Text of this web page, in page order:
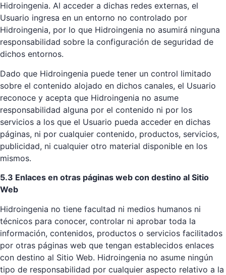
Hidroingenia. Al acceder a dichas redes externas, el
Usuario ingresa en un entorno no controlado por
Hidroingenia, por lo que Hidroingenia no asumirá ninguna
responsabilidad sobre la configuración de seguridad de
dichos entornos.
Dado que Hidroingenia puede tener un control limitado
sobre el contenido alojado en dichos canales, el Usuario
reconoce y acepta que Hidroingenia no asume
responsabilidad alguna por el contenido ni por los
servicios a los que el Usuario pueda acceder en dichas
páginas, ni por cualquier contenido, productos, servicios,
publicidad, ni cualquier otro material disponible en los
mismos.
5.3 Enlaces en otras páginas web con destino al Sitio
Web
Hidroingenia no tiene facultad ni medios humanos ni
técnicos para conocer, controlar ni aprobar toda la
información, contenidos, productos o servicios facilitados
por otras páginas web que tengan establecidos enlaces
con destino al Sitio Web. Hidroingenia no asume ningún
tipo de responsabilidad por cualquier aspecto relativo a la